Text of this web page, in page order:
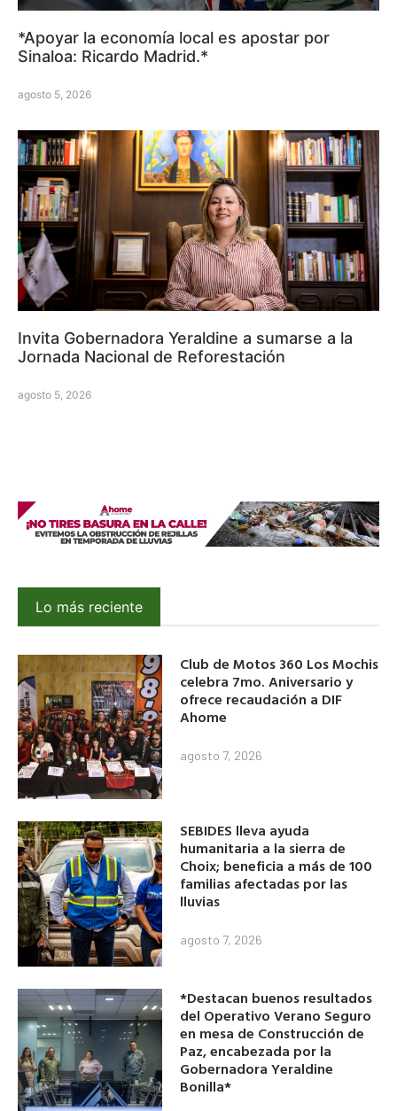
*Apoyar la economía local es apostar por
Sinaloa: Ricardo Madrid.*
agosto 5, 2026
Invita Gobernadora Yeraldine a sumarse a la
Jornada Nacional de Reforestación
agosto 5, 2026
Lo más reciente
Club de Motos 360 Los Mochis
celebra 7mo. Aniversario y
ofrece recaudación a DIF
Ahome
agosto 7, 2026
SEBIDES lleva ayuda
humanitaria a la sierra de
Choix; beneficia a más de 100
familias afectadas por las
lluvias
agosto 7, 2026
*Destacan buenos resultados
del Operativo Verano Seguro
en mesa de Construcción de
Paz, encabezada por la
Gobernadora Yeraldine
Bonilla*